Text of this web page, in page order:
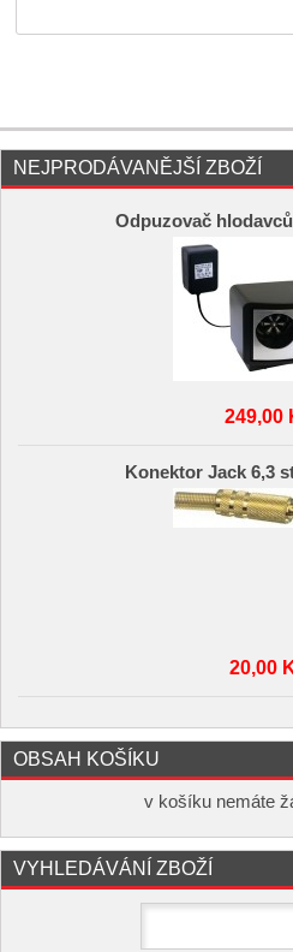
NEJPRODÁVANĚJŠÍ ZBOŽÍ
Odpuzovač
249,00
Konektor Jack 6,3
20,00
OBSAH KOŠÍKU
v košíku nemáte
VYHLEDÁVÁNÍ ZBOŽÍ